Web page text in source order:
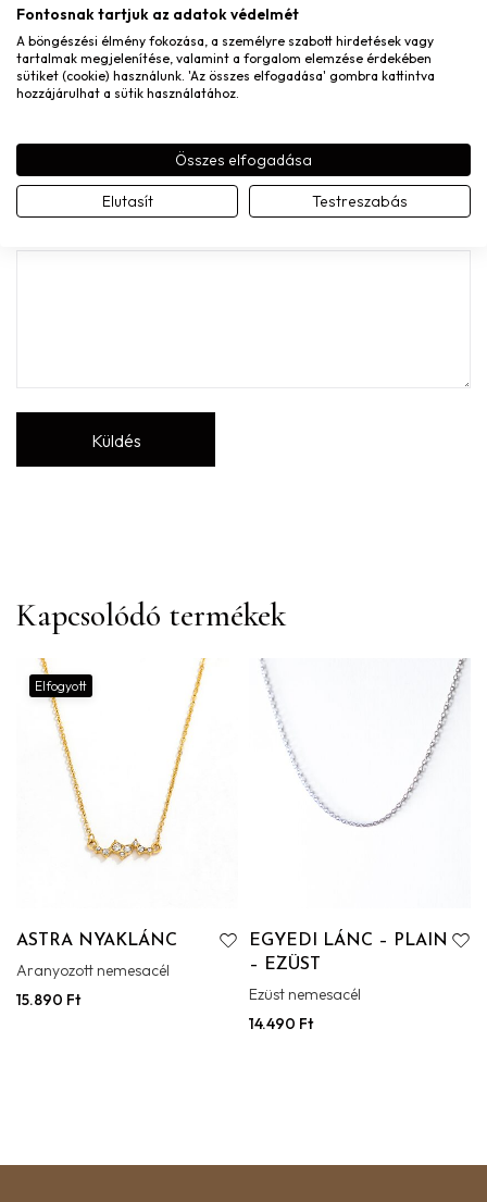
A nevem, e-mail címem, és weboldalcímem mentése a
böngészőben a következő hozzászólásomhoz.
A te értékelésed
Kapcsolódó termékek
Elfogyott
ASTRA NYAKLÁNC
Aranyozott nemesacél
15.890 Ft
EGYEDI LÁNC – PLAIN
– EZÜST
Ezüst nemesacél
14.490 Ft
Fontosnak tartjuk az adatok védelmét
A böngészési élmény fokozása, a személyre szabott hirdetések vagy
tartalmak megjelenítése, valamint a forgalom elemzése érdekében
sütiket (cookie) használunk. 'Az összes elfogadása' gombra kattintva
hozzájárulhat a sütik használatához.
Összes elfogadása
Elutasít Testreszabás